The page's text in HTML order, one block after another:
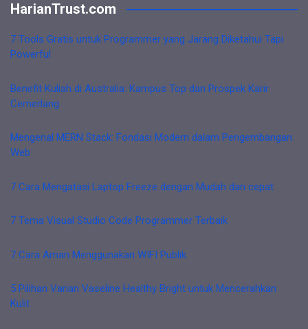
HarianTrust.com
7 Tools Gratis untuk Programmer yang Jarang Diketahui Tapi
Powerful
Benefit Kuliah di Australia: Kampus Top dan Prospek Karir
Cemerlang
Mengenal MERN Stack: Fondasi Modern dalam Pengembangan
Web
7 Cara Mengatasi Laptop Freeze dengan Mudah dan cepat
7 Tema Visual Studio Code Programmer Terbaik
7 Cara Aman Menggunakan WIFI Publik
5 Pilihan Varian Vaseline Healthy Bright untuk Mencerahkan
Kulit